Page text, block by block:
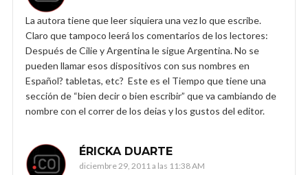
La autora tiene que leer siquiera una vez lo que escribe.
Claro que tampoco leerá los comentarios de los lectores:
Después de Cilie y Argentina le sigue Argentina. No se
pueden llamar esos dispositivos con sus nombres en
Español? tabletas, etc? Este es el Tiempo que tiene una
sección de “bien decir o bien escribir” que va cambiando de
nombre con el correr de los deias y los gustos del editor.
ÉRICKA DUARTE
diciembre 29, 2011 a las 11:38 AM